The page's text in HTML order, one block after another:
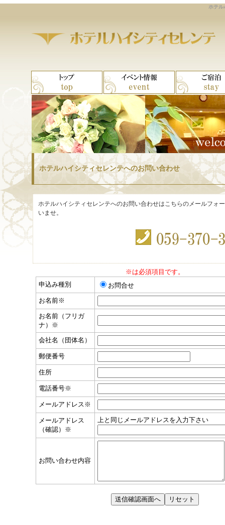
ホテル
ホテルハイシティセレンテへのお問い合わせ
ホテルハイシティセレンテへのお問い合わせはこちらのメールフォ
いませ。